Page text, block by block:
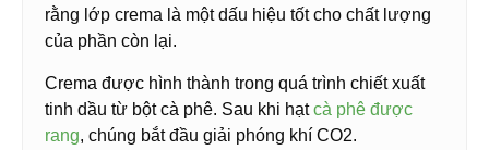
rằng lớp crema là một dấu hiệu tốt cho chất lượng
của phần còn lại.
Crema được hình thành trong quá trình chiết xuất
tinh dầu từ bột cà phê. Sau khi hạtcà phê được
rang, chúng bắt đầu giải phóng khí CO2.